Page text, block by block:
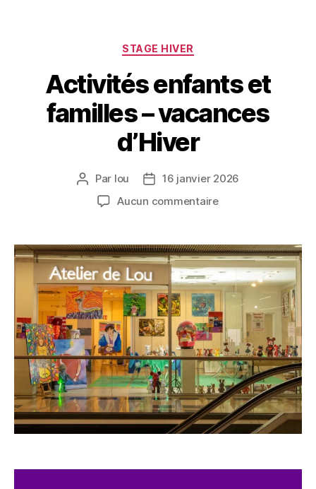
STAGE HIVER
Activités enfants et
familles – vacances
d’Hiver
Par lou
16 janvier 2026
Aucun commentaire